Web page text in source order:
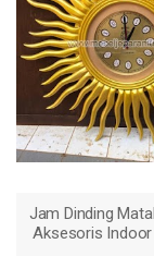
Jam Dinding
Aksesoris Indoor